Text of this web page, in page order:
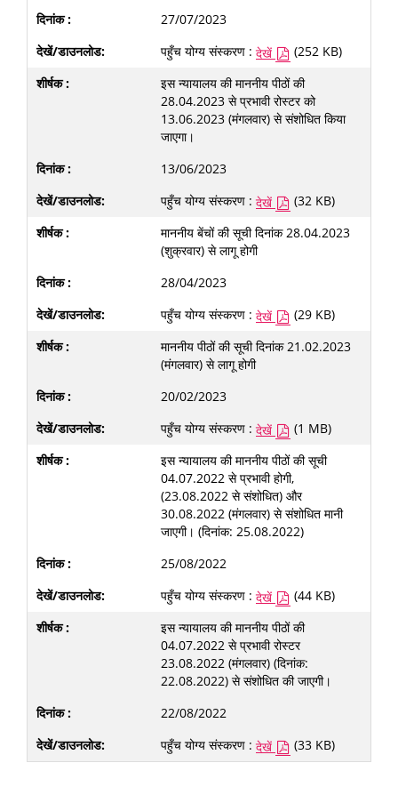
27/07/2023
पहुँच योग्य संस्करण : देखें
(252 KB)
इस न्यायालय की माननीय पीठों की
28.04.2023 से प्रभावी रोस्टर को
13.06.2023 (मंगलवार) से संशोधित किया
जाएगा।
13/06/2023
पहुँच योग्य संस्करण : देखें
(32 KB)
माननीय बेंचों की सूची दिनांक 28.04.2023
(शुक्रवार) से लागू होगी
28/04/2023
पहुँच योग्य संस्करण : देखें
(29 KB)
माननीय पीठों की सूची दिनांक 21.02.2023
(मंगलवार) से लागू होगी
20/02/2023
पहुँच योग्य संस्करण : देखें
(1 MB)
इस न्यायालय की माननीय पीठों की सूची
04.07.2022 से प्रभावी होगी,
(23.08.2022 से संशोधित) और
30.08.2022 (मंगलवार) से संशोधित मानी
जाएगी। (दिनांक: 25.08.2022)
25/08/2022
पहुँच योग्य संस्करण : देखें
(44 KB)
इस न्यायालय की माननीय पीठों की
04.07.2022 से प्रभावी रोस्टर
23.08.2022 (मंगलवार) (दिनांक:
22.08.2022) से संशोधित की जाएगी।
22/08/2022
पहुँच योग्य संस्करण : देखें (33 KB)